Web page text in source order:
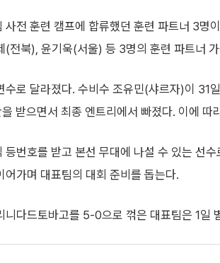
사전 훈련 캠프에 합류했던 훈련 파트너 3명
(전북), 윤기욱(서울) 등 3명의 훈련 파트너
수로 달라졌다. 수비수 조유민(샤르자)이 31
받으면서 최종 엔트리에서 빠졌다. 이에
등번호를 받고 본선 무대에 나설 수 있는 선
어가며 대표팀의 대회 준비를 돕는다.
니다드토바고를 5-0으로 꺾은 대표팀은 1일